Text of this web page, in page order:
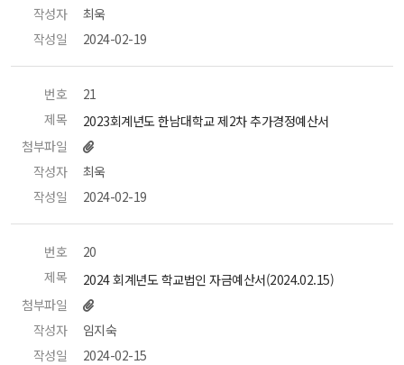
작성자
최욱
작성일
2024-02-19
번호
21
제목
2023회계년도 한남대학교 제2차 추가경정예산서
첨부파일
작성자
최욱
작성일
2024-02-19
번호
20
제목
2024 회계년도 학교법인 자금예산서(2024.02.15)
첨부파일
작성자
임지숙
작성일
2024-02-15